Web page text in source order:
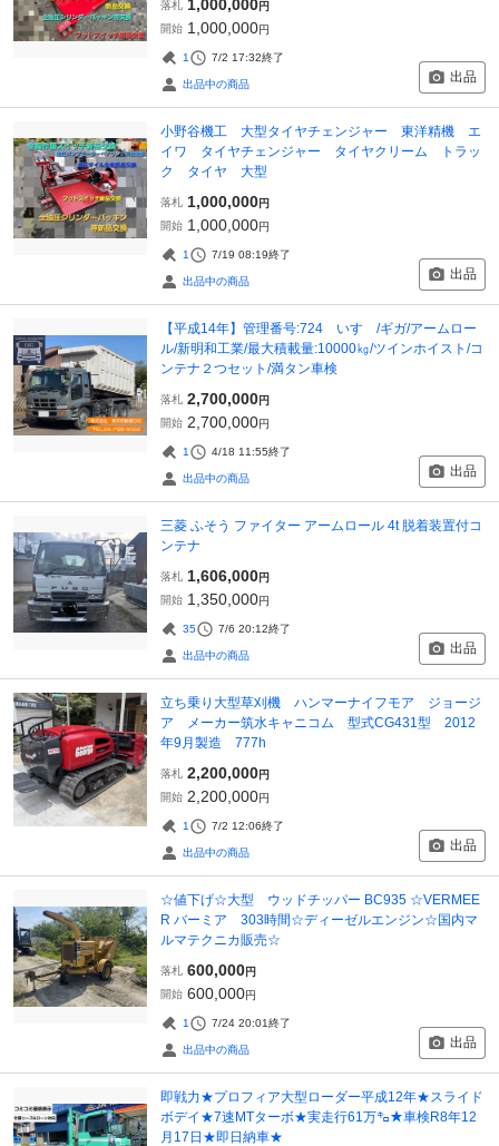
落札 1,000,000円
開始 1,000,000円
1 7/2 17:32終了
出品中の商品 出品
小野谷機工 大型タイヤチェンジャー 東洋精機 エ
イワ タイヤチェンジャー タイヤクリーム トラッ
ク タイヤ 大型
落札 1,000,000円
開始 1,000,000円
1 7/19 08:19終了
出品中の商品 出品
【平成14年】管理番号:724 いすゞ/ギガ/アームロー
ル/新明和工業/最大積載量:10000㎏/ツインホイスト/コ
ンテナ２つセット/満タン車検
落札 2,700,000円
開始 2,700,000円
1 4/18 11:55終了
出品中の商品 出品
三菱 ふそう ファイター アームロール 4t 脱着装置付コ
ンテナ
落札 1,606,000円
開始 1,350,000円
35 7/6 20:12終了
出品中の商品 出品
立ち乗り大型草刈機 ハンマーナイフモア ジョージ
ア メーカー筑水キャニコム 型式CG431型 2012
年9月製造 777h
落札 2,200,000円
開始 2,200,000円
1 7/2 12:06終了
出品中の商品 出品
☆値下げ☆大型 ウッドチッパー BC935 ☆VERMEE
R バーミア 303時間☆ディーゼルエンジン☆国内マ
ルマテクニカ販売☆
落札 600,000円
開始 600,000円
1 7/24 20:01終了
出品中の商品 出品
即戦力★プロフィア大型ローダー平成12年★スライド
ボデイ★7速MTターボ★実走行61万㌔★車検R8年12
月17日★即日納車★